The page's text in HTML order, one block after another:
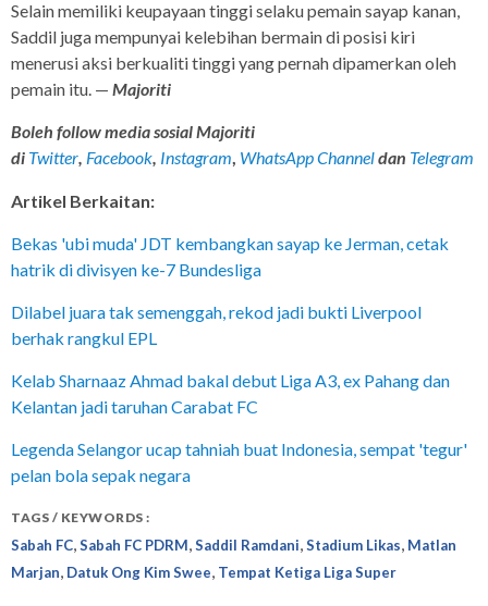
Selain memiliki keupayaan tinggi selaku pemain sayap kanan,
Saddil juga mempunyai kelebihan bermain di posisi kiri
menerusi aksi berkualiti tinggi yang pernah dipamerkan oleh
pemain itu. — Majoriti
Boleh follow media sosial Majoriti
di Twitter, Facebook, Instagram, WhatsApp Channeldan Telegram
Artikel Berkaitan:
Bekas 'ubi muda' JDT kembangkan sayap ke Jerman, cetak
hatrik di divisyen ke-7 Bundesliga
Dilabel juara tak semenggah, rekod jadi bukti Liverpool
berhak rangkul EPL
Kelab Sharnaaz Ahmad bakal debut Liga A3, ex Pahang dan
Kelantan jadi taruhan Carabat FC
Legenda Selangor ucap tahniah buat Indonesia, sempat 'tegur'
pelan bola sepak negara
TAGS / KEYWORDS :
Sabah FC,Sabah FC PDRM,Saddil Ramdani,Stadium Likas, Matlan
Marjan, Datuk Ong Kim Swee, Tempat Ketiga Liga Super